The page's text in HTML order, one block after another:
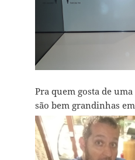
Pra quem gosta de
são bem grandinhas